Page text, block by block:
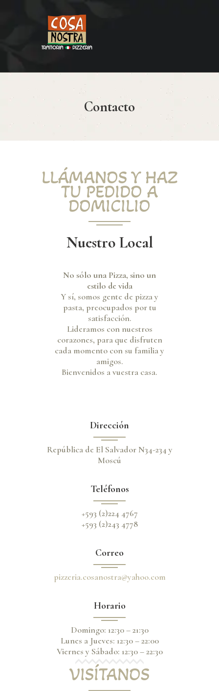
Contacto
HOME
MENÚ
RESERVAR
¿CÓMO LLEGAR?
CONTACTO
LLÁMANOS Y HAZ
TU PEDIDO A
DOMICILIO
Nuestro Local
No sólo una Pizza, sino un
estilo de vida
Y sí, somos gente de pizza y
pasta, preocupados por tu
satisfacción.
Lideramos con nuestros
corazones, para que disfruten
cada momento con su familia y
amigos.
Bienvenidos a vuestra casa.
Dirección
República de El Salvador N34-234 y
Moscú
Teléfonos
+593 (2)224 4767
+593 (2)243 4778
Correo
pizzeria.cosanostra@yahoo.com
Horario
Domingo: 12:30 – 21:30
Lunes a Jueves: 12:30 – 22:00
Viernes y Sábado: 12:30 – 22:30
VISÍTANOS